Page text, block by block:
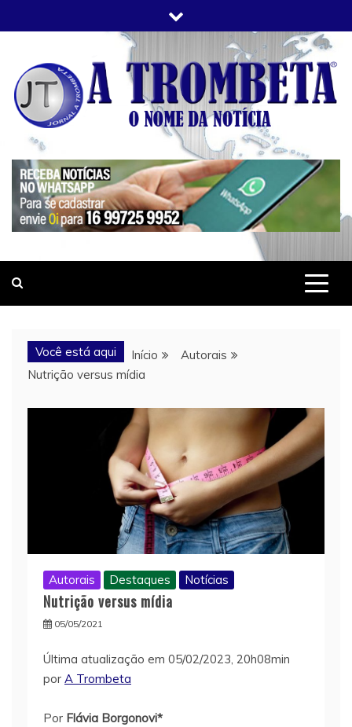
to
JORNAL A TROMBETA
O Nome da Notícia
Você está aqui Início
Autorais
Nutrição versus mídia
Autorais Destaques Notícias
Nutrição versus mídia
05/05/2021
Última atualização em 05/02/2023, 20h08min
por A Trombeta
Por Flávia Borgonovi*